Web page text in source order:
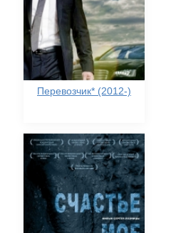
Перевозчик* (2012-)